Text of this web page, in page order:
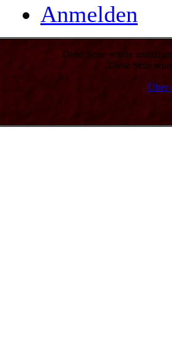
Anmelden
Diese Seite wurde zuletzt
Diese Seite
Über